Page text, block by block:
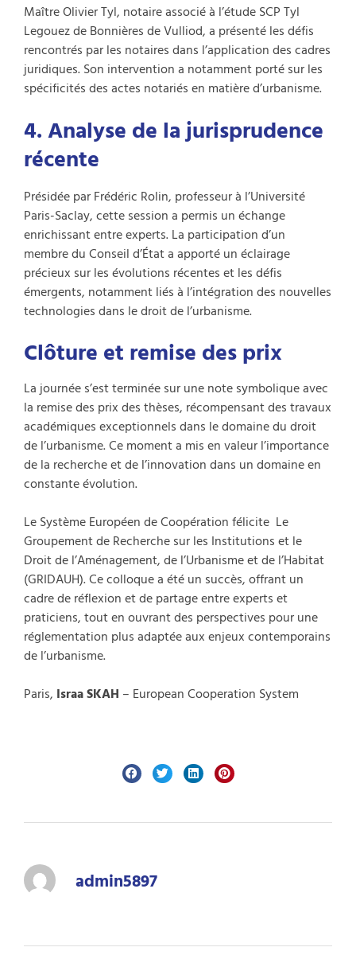
Maître Olivier Tyl, notaire associé à l’étude SCP Tyl
Legouez de Bonnières de Vulliod, a présenté les défis
rencontrés par les notaires dans l’application des cadres
juridiques. Son intervention a notamment porté sur les
spécificités des actes notariés en matière d’urbanisme.
4. Analyse de la jurisprudence
récente
Présidée par Frédéric Rolin, professeur à l’Université
Paris-Saclay, cette session a permis un échange
enrichissant entre experts. La participation d’un
membre du Conseil d’État a apporté un éclairage
précieux sur les évolutions récentes et les défis
émergents, notamment liés à l’intégration des nouvelles
technologies dans le droit de l’urbanisme.
Clôture et remise des prix
La journée s’est terminée sur une note symbolique avec
la remise des prix des thèses, récompensant des travaux
académiques exceptionnels dans le domaine du droit
de l’urbanisme. Ce moment a mis en valeur l’importance
de la recherche et de l’innovation dans un domaine en
constante évolution.
Le Système Européen de Coopération félicite Le
Groupement de Recherche sur les Institutions et le
Droit de l’Aménagement, de l’Urbanisme et de l’Habitat
(GRIDAUH). Ce colloque a été un succès, offrant un
cadre de réflexion et de partage entre experts et
praticiens, tout en ouvrant des perspectives pour une
réglementation plus adaptée aux enjeux contemporains
de l’urbanisme.
Paris, Israa SKAH – European Cooperation System
admin5897